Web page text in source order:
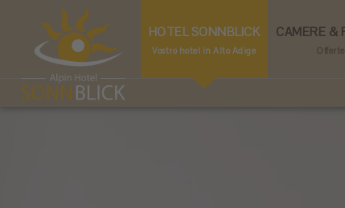
HOTEL SONNBLICK
Vostro hotel in Alto Adige
CAMERE &
Offerte